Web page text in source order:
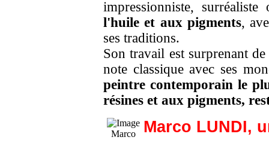
impressionniste,
l'huile et aux pigments,
ses traditions.
Son travail est surprenant
note classique avec ses
peintre contemporain le
résines et aux pigments,
Marco Marco LUNDI,